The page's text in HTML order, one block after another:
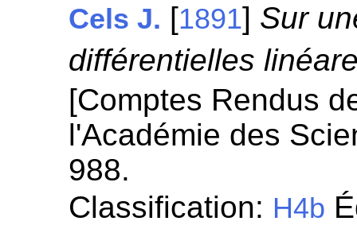
Cels J. [1891] Sur
différentielles
[Comptes Rendus
l'Académie des
988.
Classification: H4b